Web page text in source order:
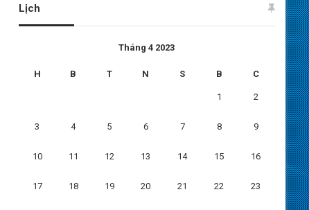
Lịch
Tháng 4 2023
H B T N S B C
1 2
3 4 5 6 7 8 9
10 11 12 13 14 15 16
17 18 19 20 21 22 23